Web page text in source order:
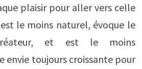
plaisir pour aller vers celle
le moins naturel, évoque le
et est le moins
envie toujours croissante pour